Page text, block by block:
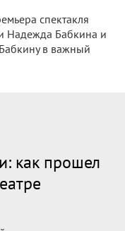
потеряла голос
Woman.ru. По
на 100%, но
сменила
имидж и